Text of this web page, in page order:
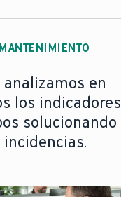
en
los indicadores
solucionando